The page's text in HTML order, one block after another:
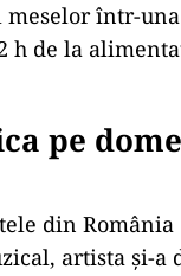
într-
h de la
pe
din
artista și-a